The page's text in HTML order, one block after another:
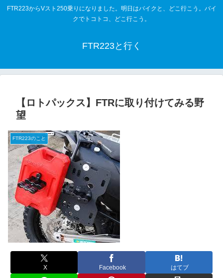
FTR223からVスト250乗りになりました。明日はバイクと、どこ行こう。バイ
クでトコトコ、どこ行こう。
FTR223と行く
【ロトパックス】FTRに取り付けてみる野
望
FTR223のこと
X Facebook はてブ
A- A+